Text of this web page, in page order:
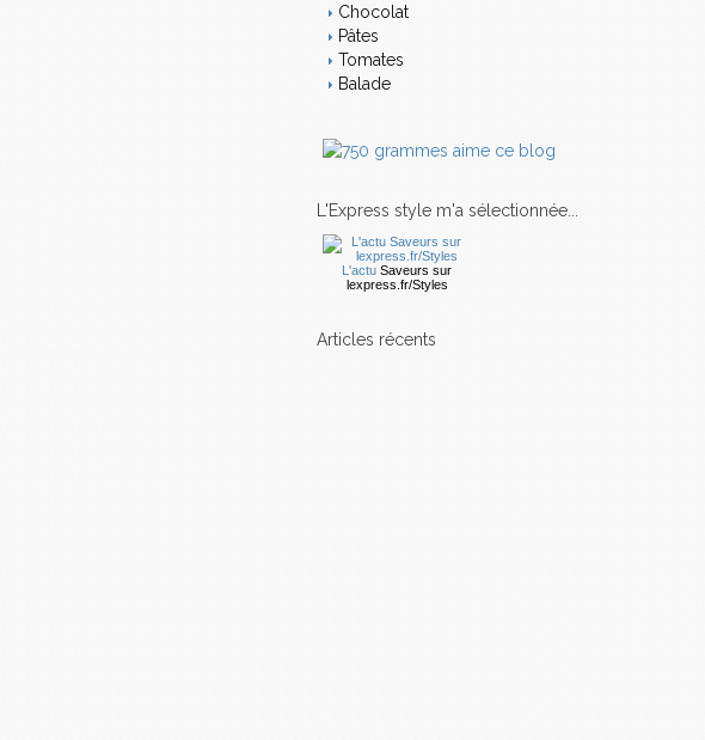
Chocolat
Pâtes
Tomates
Balade
L'Express style m'a sélectionnée...
L'actu Saveurs sur
lexpress.fr/Styles
articles récents